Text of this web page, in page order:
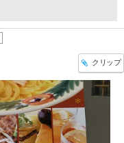
クリップ